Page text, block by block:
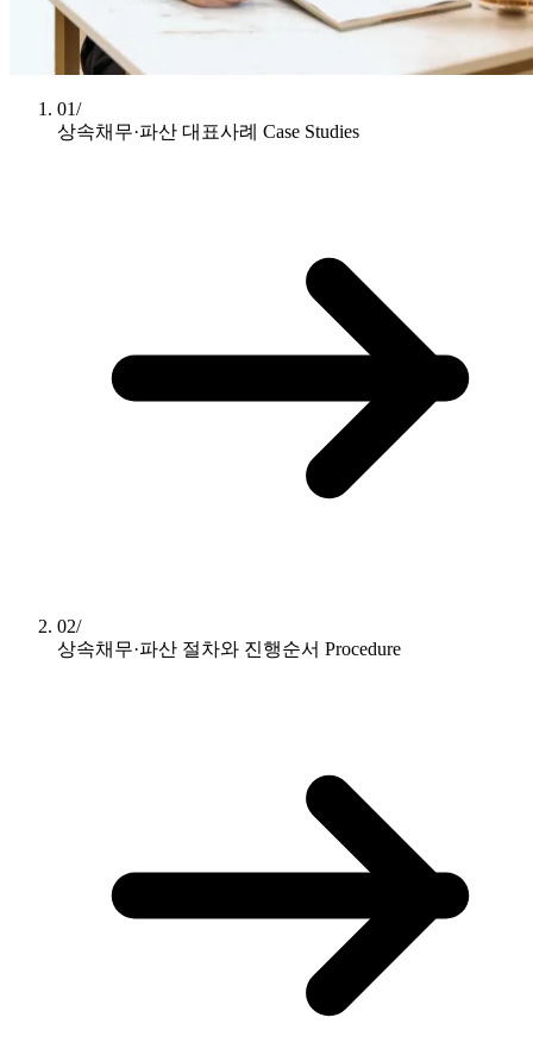
01/
상속채무·파산 대표사례 Case Studies
02/
상속채무·파산 절차와 진행순서 Procedure